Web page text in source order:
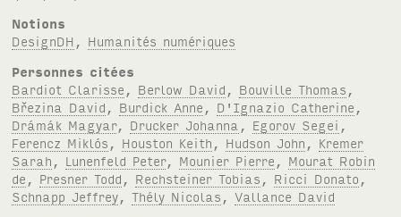
Notions
DesignDH , Humanités numériques
Personnes citées
Bardiot Clarisse , Berlow David , Bouville Thomas ,
Březina David , Burdick Anne , D'Ignazio Catherine ,
Drámák Magyar, Drucker Johanna , Egorov Segei ,
Ferencz Miklós , Houston Keith , Hudson John , Kremer
Sarah , Lunenfeld Peter, Mounier Pierre , Mourat Robin
de , Presner Todd , Rechsteiner Tobias , Ricci Donato ,
Schnapp Jeffrey,Thély Nicolas ,Vallance David